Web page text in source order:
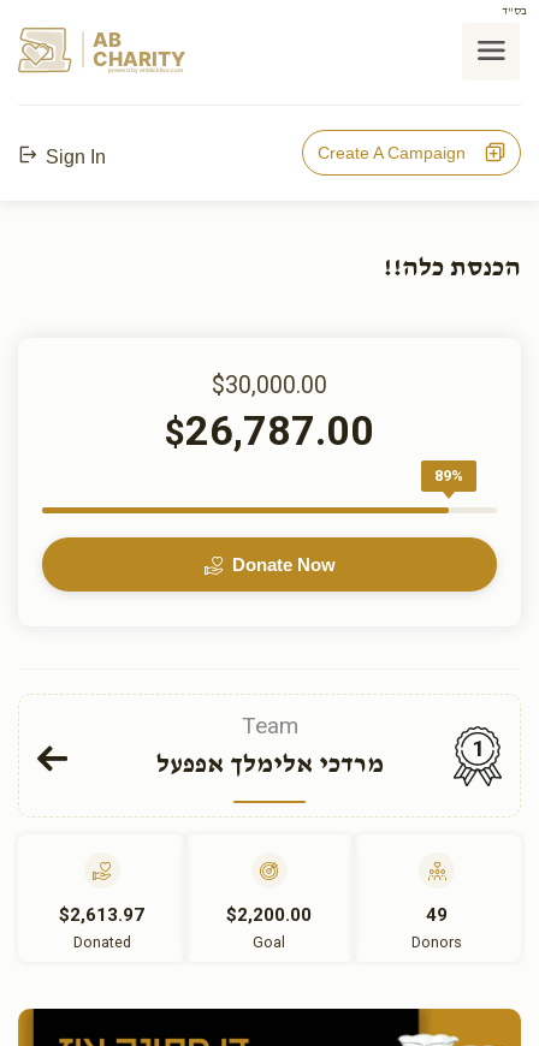
בס"ד
AB
CHARITY
powerd by ahblicklive.com
Sign In Create A Campaign
הכנסת כלה!!
$30,000.00
$26,787.00
89%
Donate Now
Team
מרדכי אלימלך אפפעל
1
$2,613.97
Donated
$2,200.00
Goal
49
Donors